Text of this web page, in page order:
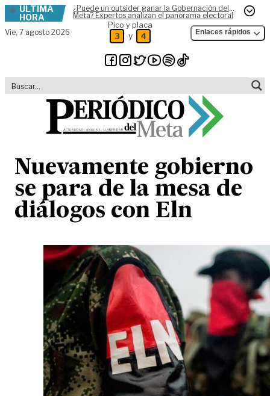
Skip to content
ÚLTIMA
HORA
¿Puede un outsider ganar la Gobernación del
Meta? Expertos analizan el panorama electoral
Vie, 7 agosto 2026
Pico y placa
3 y 4 Enlaces rápidos
Nuevamente gobierno
se para de la mesa de
diálogos con Eln